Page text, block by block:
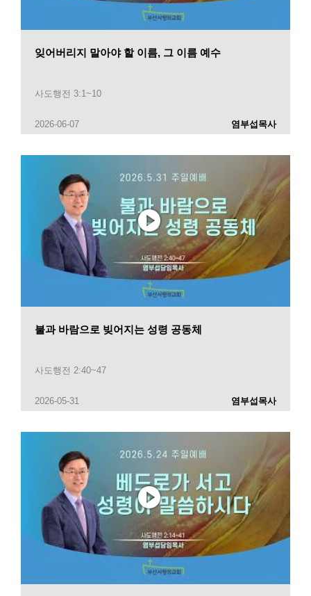
잊어버리지 말아야 할 이름, 그 이름 예수
사도행전 3:1~10
2026-06-07 염부섭목사
불과 바람으로 빚어지는 성령 공동체
사도행전 2:40~47
2026-05-31 염부섭목사